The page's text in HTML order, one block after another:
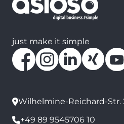
just make it simple
Wilhelmine-Reichard-Str.
+49 89 9545706 10